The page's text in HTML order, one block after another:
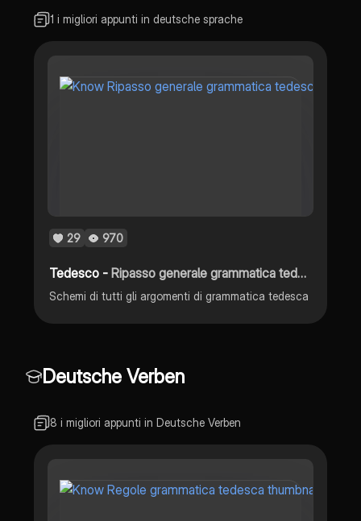
1 i migliori appunti in deutsche sprache
29 970
Tedesco -Ripasso generale grammatica tedesca
Schemi di tutti gli argomenti di grammatica tedesca
Deutsche Verben
8 i migliori appunti in Deutsche Verben